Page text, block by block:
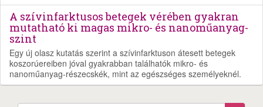
A szívinfarktusos betegek vérében gyakran
mutatható ki magas mikro- és nanoműanyag-
szint
Egy új olasz kutatás szerint a szívinfarktuson átesett betegek
koszorúereiben jóval gyakrabban találhatók mikro- és
nanoműanyag-részecskék, mint az egészséges személyeknél.